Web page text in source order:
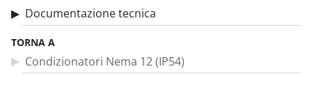
Pistole aspiratrici
Aspiratori per liquidi
Documentazione tecnica
TORNA A
Condizionatori Nema 12 (IP54)